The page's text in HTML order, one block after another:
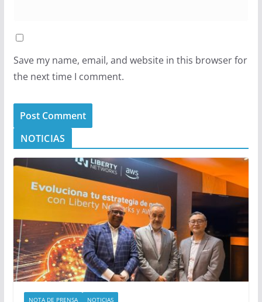
Save my name, email, and website in this browser for
the next time I comment.
NOTICIAS
NOTA DE PRENSA NOTICIAS